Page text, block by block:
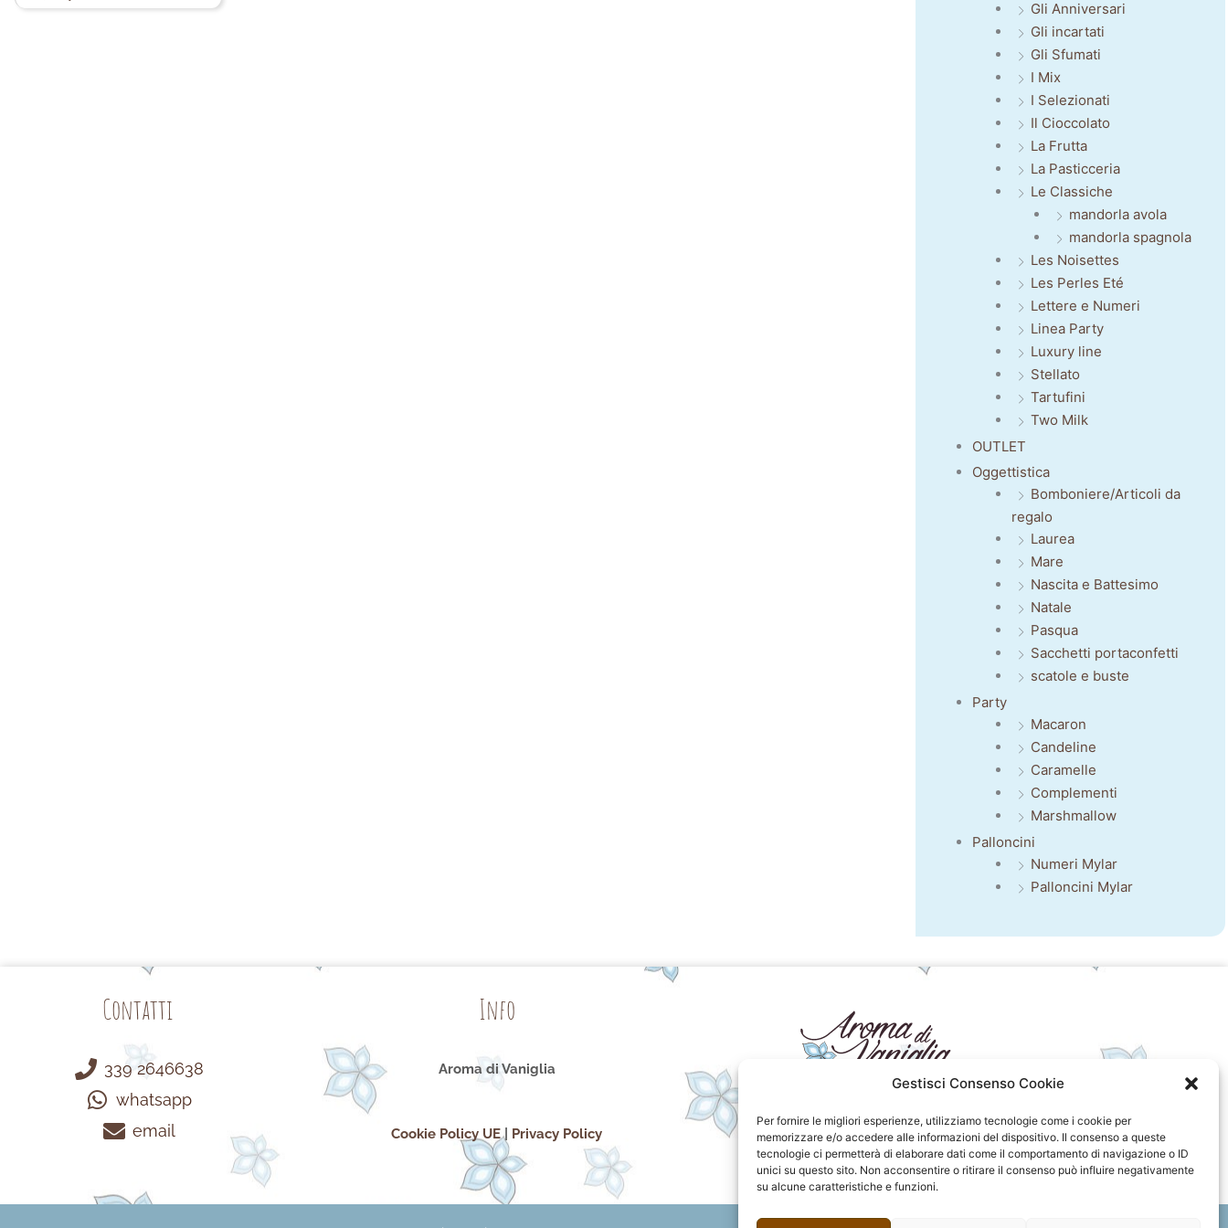
Gestisci Consenso Cookie
Per fornire le migliori esperienze, utilizziamo tecnologie come i cookie per
memorizzare e/o accedere alle informazioni del dispositivo. Il consenso a queste
tecnologie ci permetterà di elaborare dati come il comportamento di navigazione o ID
unici su questo sito. Non acconsentire o ritirare il consenso può influire negativamente
su alcune caratteristiche e funzioni.
Gli Anniversari
Gli incartati
Gli Sfumati
I Mix
I Selezionati
Il Cioccolato
La Frutta
La Pasticceria
Le Classiche
mandorla avola
mandorla spagnola
Les Noisettes
Les Perles Eté
Lettere e Numeri
Linea Party
Luxury line
Stellato
Tartufini
Two Milk
OUTLET
Oggettistica
Bomboniere/Articoli da
regalo
Laurea
Mare
Nascita e Battesimo
Natale
Pasqua
Sacchetti portaconfetti
scatole e buste
Party
Macaron
Candeline
Caramelle
Complementi
Marshmallow
Palloncini
Numeri Mylar
Palloncini Mylar
Contatti
339 2646638
whatsapp
email
Info
Aroma di Vaniglia
Cookie Policy UE| Privacy Policy
F
a
c
e
I
n
s
t
P
i
n
t
F
l
i
c